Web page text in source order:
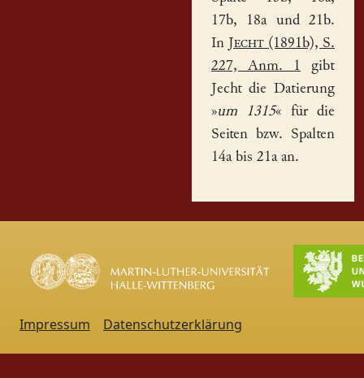
17b, 18a und 21b.
In Jecht(1891b), S.
227, Anm. 1
gibt
Jecht die Datierung
»um 1315« für die
Seiten bzw. Spalten
14a bis 21a an.
Impressum Datenschutzerklärung